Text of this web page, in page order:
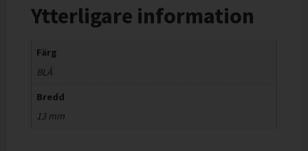
Ytterligare information
Färg
BLÅ
Bredd
13 mm